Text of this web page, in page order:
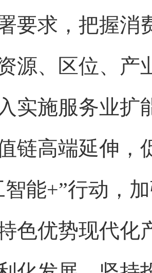
要求，把握消
源、区位、产
实施服务业扩
链高端延伸，
智能+”行动，
色优势现代化